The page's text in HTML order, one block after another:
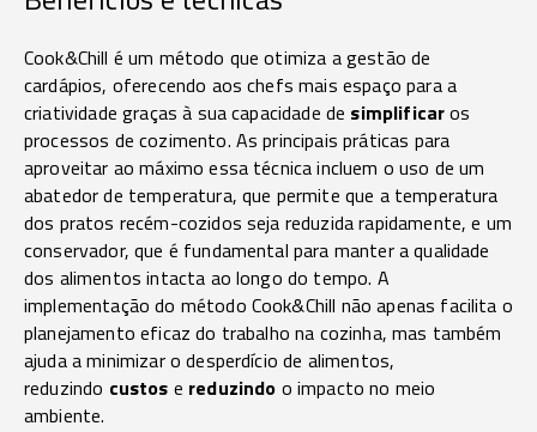
Cook&Chill é um método que otimiza a gestão de
cardápios, oferecendo aos chefs mais espaço para a
criatividade graças à sua capacidade de simplificaros
processos de cozimento. As principais práticas para
aproveitar ao máximo essa técnica incluem o uso de um
abatedor de temperatura, que permite que a temperatura
dos pratos recém-cozidos seja reduzida rapidamente, e um
conservador, que é fundamental para manter a qualidade
dos alimentos intacta ao longo do tempo. A
implementação do método Cook&Chill não apenas facilita o
planejamento eficaz do trabalho na cozinha, mas também
ajuda a minimizar o desperdício de alimentos,
reduzindo custos e reduzindo o impacto no meio
ambiente.